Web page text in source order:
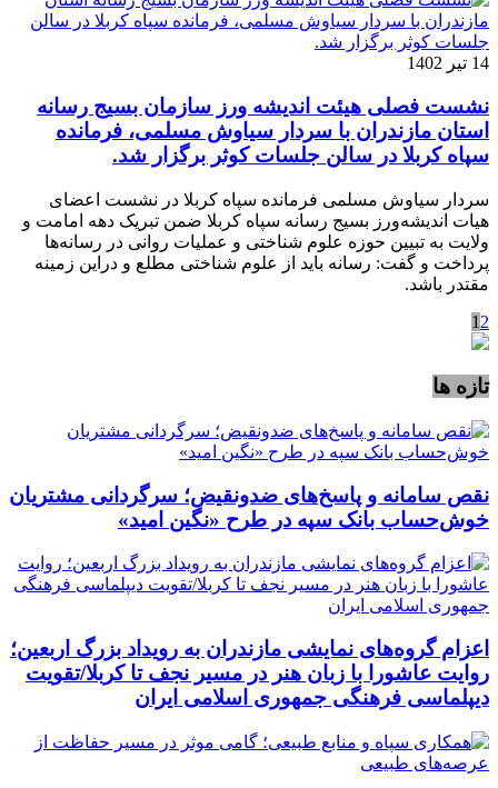
14 تیر 1402
نشست فصلی هیئت اندیشه ورز سازمان بسیج رسانه
استان مازندران با سردار سیاوش مسلمی، فرمانده
سپاه کربلا در سالن جلسات کوثر برگزار شد.
سردار سیاوش مسلمی فرمانده سپاه کربلا در نشست اعضای
هیات اندیشه‌ورز بسیج رسانه سپاه کربلا ضمن تبریک دهه امامت و
ولایت به تبیین حوزه علوم شناختی و عملیات روانی در رسانه‌ها
پرداخت و گفت: رسانه باید از علوم شناختی مطلع و دراین زمینه
مقتدر باشد.
1 2
تازه ها
نقص سامانه و پاسخ‌های ضدونقیض؛ سرگردانی مشتریان
خوش‌حساب بانک سپه در طرح «نگین امید»
اعزام گروه‌های نمایشی مازندران به رویداد بزرگ اربعین؛
روایت عاشورا با زبان هنر در مسیر نجف تا کربلا/تقویت
دیپلماسی فرهنگی جمهوری اسلامی ایران